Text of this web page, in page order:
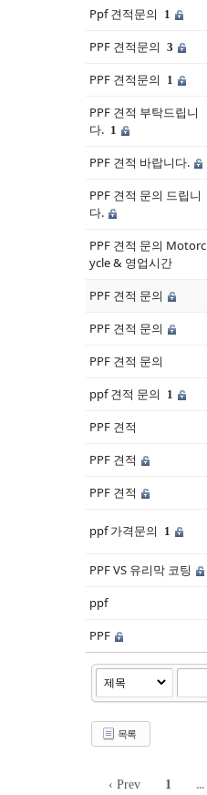
Ppf 견적문의 1
PPF 견적문의 3
PPF 견적문의 1
PPF 견적 부탁드립니
다. 1
PPF 견적 바랍니다.
PPF 견적 문의 드립니
다.
PPF 견적 문의 Motorc
ycle & 영업시간
PPF 견적 문의
PPF 견적 문의
PPF 견적 문의
ppf 견적 문의 1
PPF 견적
PPF 견적
PPF 견적
ppf 가격문의 1
PPF VS 유리막 코팅
ppf
PPF
목록
‹ Prev 1 ...